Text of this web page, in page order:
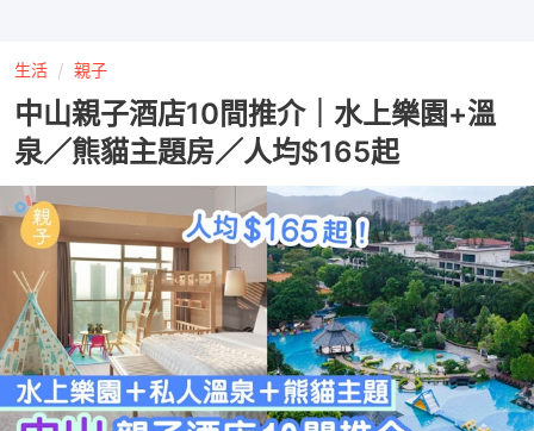
生活 親子
中山親子酒店10間推介｜水上樂園+溫
泉／熊貓主題房／人均$165起